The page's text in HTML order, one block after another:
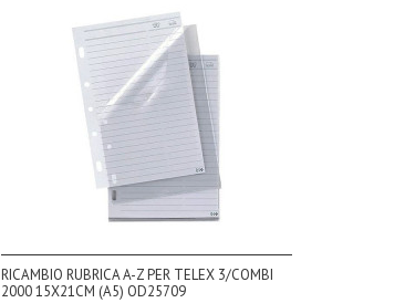
RICAMBIO RUBRICA A-Z PER TELEX 3/COMBI
2000 15X21CM (A5) OD25709